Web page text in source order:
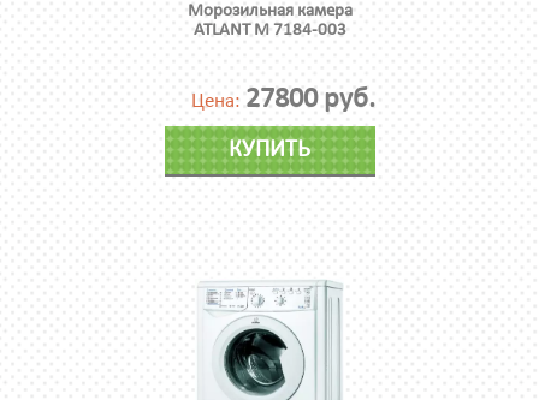
Морозильная камера
ATLANT М 7184-003
Цена: 27800 руб.
КУПИТЬ